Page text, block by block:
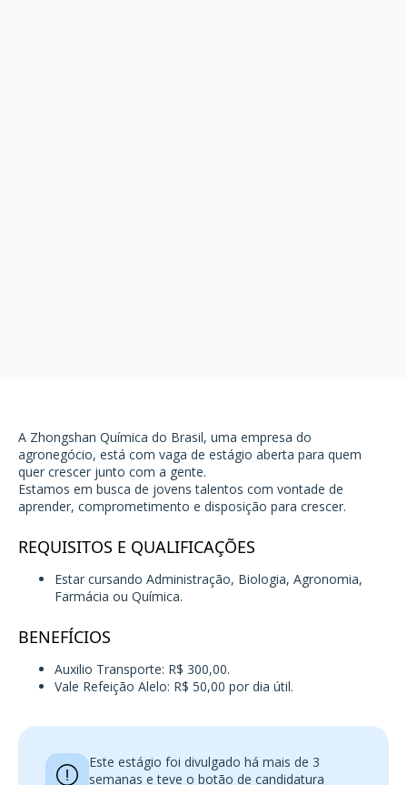
A Zhongshan Química do Brasil, uma empresa do
agronegócio, está com vaga de estágio aberta para quem
quer crescer junto com a gente.
Estamos em busca de jovens talentos com vontade de
aprender, comprometimento e disposição para crescer.
REQUISITOS E QUALIFICAÇÕES
Estar cursando Administração, Biologia, Agronomia,
Farmácia ou Química.
BENEFÍCIOS
Auxilio Transporte: R$ 300,00.
Vale Refeição Alelo: R$ 50,00 por dia útil.
Este estágio foi divulgado há mais de 3
semanas e teve o botão de candidatura